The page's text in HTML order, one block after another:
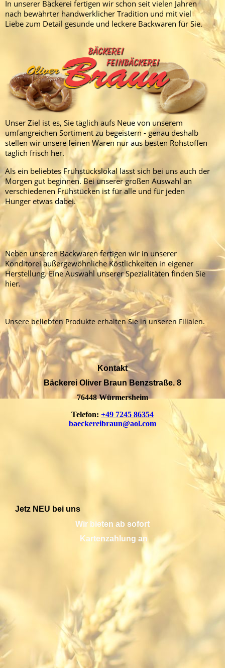
In unserer Bäckerei fertigen wir schon seit vielen Jahren
nach bewährter handwerklicher Tradition und mit viel
Liebe zum Detail gesunde und leckere Backwaren für Sie.
Unser Ziel ist es, Sie täglich aufs Neue von unserem
umfangreichen Sortiment zu begeistern - genau deshalb
stellen wir unsere feinen Waren nur aus besten Rohstoffen
täglich frisch her.
Als ein beliebtes Frühstückslokal lässt sich bei uns auch der
Morgen gut beginnen. Bei unserer großen Auswahl an
verschiedenen Frühstücken ist für alle und für jeden
Hunger etwas dabei.
Neben unseren Backwaren fertigen wir in unserer
Konditorei außergewöhnliche Köstlichkeiten in eigener
Herstellung. Eine Auswahl unserer Spezialitäten finden Sie
hier.
Unsere beliebten Produkte erhalten Sie in unseren Filialen.
Kontakt
Bäckerei Oliver Braun Benzstraße. 8
76448 Würmersheim
Telefon: +49 7245 86354
baeckereibraun@aol.com
Jetz NEU bei uns
Wir bieten ab sofort
Kartenzahlung an